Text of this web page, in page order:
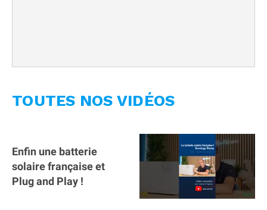
TOUTES NOS VIDÉOS
Enfin une batterie
solaire française et
Plug and Play !